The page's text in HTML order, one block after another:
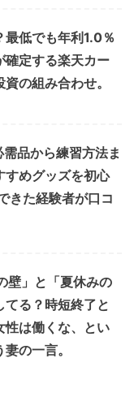
低でも年利1.0％
確定する楽天カー
の組み合わせ。
品から練習方法ま
すめグッズを初心
きた経験者が口コ
壁」と「夏休みの
る？時短終了と
性は働くな、とい
の一言。